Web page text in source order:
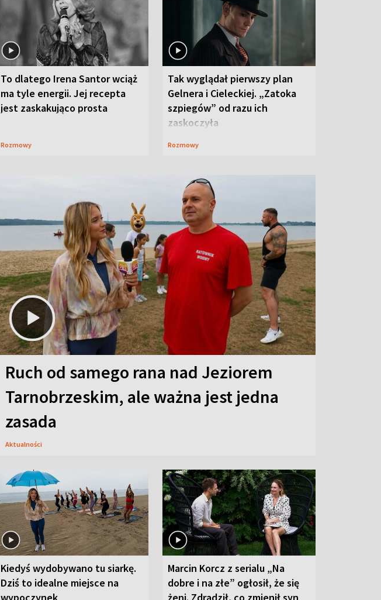
To dlatego Irena Santor wciąż
ma tyle energii. Jej recepta
jest zaskakująco prosta
Rozmowy
Tak wyglądał pierwszy plan
Gelnera i Cieleckiej. „Zatoka
szpiegów” od razu ich
zaskoczyła
Rozmowy
Ruch od samego rana nad Jeziorem
Tarnobrzeskim, ale ważna jest jedna
zasada
Aktualności
Kiedyś wydobywano tu siarkę.
Dziś to idealne miejsce na
Marcin Korcz z serialu „Na
dobre i na złe” ogłosił, że się